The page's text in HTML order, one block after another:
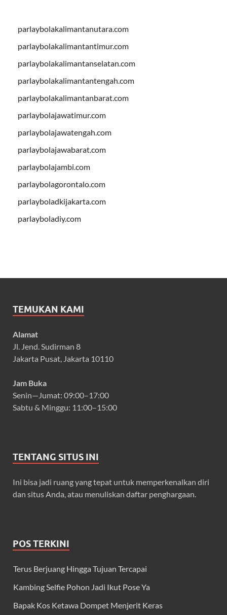
parlaybolakalimantanutara.com
parlaybolakalimantantimur.com
parlaybolakalimantanselatan.com
parlaybolakalimantantengah.com
parlaybolakalimantanbarat.com
parlaybolajawatimur.com
parlaybolajawatengah.com
parlaybolajawabarat.com
parlaybolajambi.com
parlaybolagorontalo.com
parlayboladkijakarta.com
parlayboladiy.com
TEMUKAN KAMI
Alamat
Jl. Jend. Sudirman 8
Jakarta Pusat, Jakarta 10110
Jam Buka
Senin—Jumat: 09:00–17:00
Sabtu & Minggu: 11:00–15:00
TENTANG SITUS INI
Ini bisa jadi ruang yang tepat untuk memperkenalkan diri
dan situs Anda, atau menuliskan daftar penghargaan.
POS TERKINI
Terus Berjuang Hingga Tujuan Tercapai
Kambing Selfie Pohon Jadi Ikut Pose Ya
Bapak Kos Ketawa Dompet Menjerit Keras